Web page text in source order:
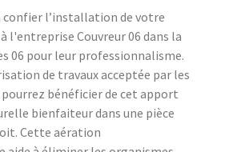
confier l’installation de votre
l'entreprise Couvreur 06 dans la
06 pour leur professionnalisme.
de travaux acceptée par les
bénéficier de cet apport
bienfaiteur dans une pièce
Cette aération